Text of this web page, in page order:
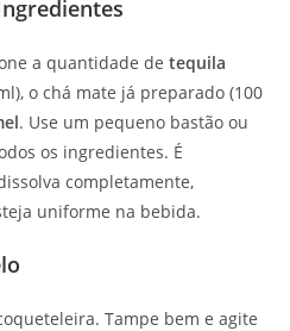
a quantidade de tequila
o chá mate já preparado (100
. Use um pequeno bastão ou
os ingredientes. É
completamente,
uniforme na bebida.
Tampe bem e agite